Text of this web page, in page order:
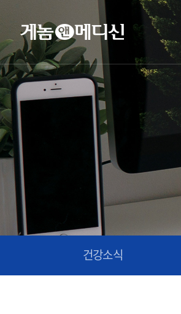
건강소식